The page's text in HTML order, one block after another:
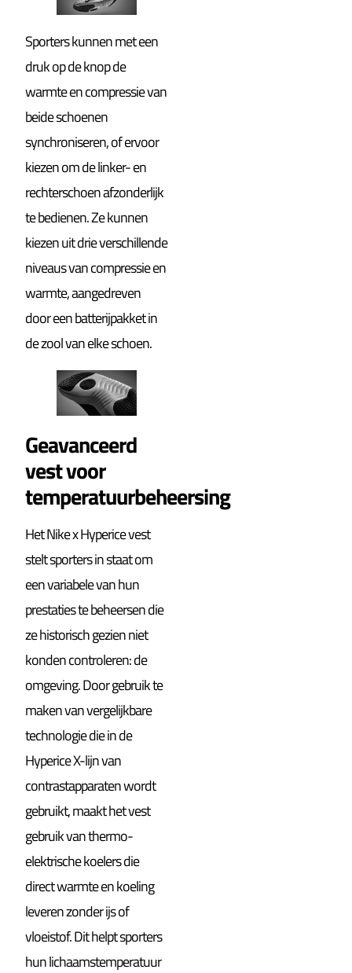
Sporters kunnen met een
druk op de knop de
warmte en compressie van
beide schoenen
synchroniseren, of ervoor
kiezen om de linker- en
rechterschoen afzonderlijk
te bedienen. Ze kunnen
kiezen uit drie verschillende
niveaus van compressie en
warmte, aangedreven
door een batterijpakket in
de zool van elke schoen.
Geavanceerd
vest voor
temperatuurbeheersing
Het Nike x Hyperice vest
stelt sporters in staat om
een variabele van hun
prestaties te beheersen die
ze historisch gezien niet
konden controleren: de
omgeving. Door gebruik te
maken van vergelijkbare
technologie die in de
Hyperice X-lijn van
contrastapparaten wordt
gebruikt, maakt het vest
gebruik van thermo-
elektrische koelers die
direct warmte en koeling
leveren zonder ijs of
vloeistof. Dit helpt sporters
hun lichaamstemperatuur